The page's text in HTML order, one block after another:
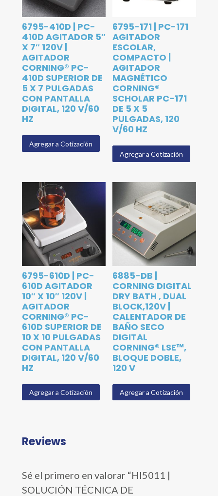
6795-410D | PC-
410D AGITADOR 5″
X 7″ 120V |
AGITADOR
CORNING® PC-
410D SUPERIOR DE
5 X 7 PULGADAS
CON PANTALLA
DIGITAL, 120 V/60
HZ
Agregar a Cotización
6795-171 | PC-171
AGITADOR
ESCOLAR,
COMPACTO |
AGITADOR
MAGNÉTICO
CORNING®
SCHOLAR PC-171
DE 5 X 5
PULGADAS, 120
V/60 HZ
Agregar a Cotización
6795-610D | PC-
610D AGITADOR
10″ X 10″ 120V |
AGITADOR
CORNING® PC-
610D SUPERIOR DE
10 X 10 PULGADAS
CON PANTALLA
DIGITAL, 120 V/60
HZ
Agregar a Cotización
6885-DB |
CORNING DIGITAL
DRY BATH , DUAL
BLOCK,120V |
CALENTADOR DE
BAÑO SECO
DIGITAL
CORNING® LSE™,
BLOQUE DOBLE,
120 V
Agregar a Cotización
Reviews
Sé el primero en valorar “HI5011 |
SOLUCIÓN TÉCNICA DE